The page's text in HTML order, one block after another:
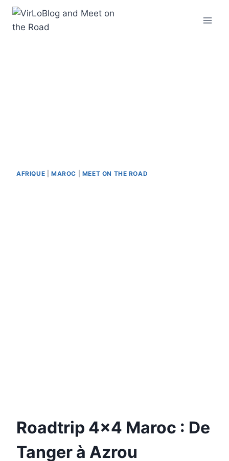
Aller
contenu
AFRIQUE MAROC MEET ON THE ROAD
Roadtrip 4×4 Maroc : De
Tanger à Azrou